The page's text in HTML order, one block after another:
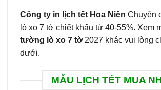
Công ty in lịch tết Hoa Niên Chuyên
lò xo 7 tờ chiết khấu từ 40-55%. Xem
tường lò xo 7 tờ2027 khác vui lòng
dưới.
MẪU LỊCH TẾT MUA